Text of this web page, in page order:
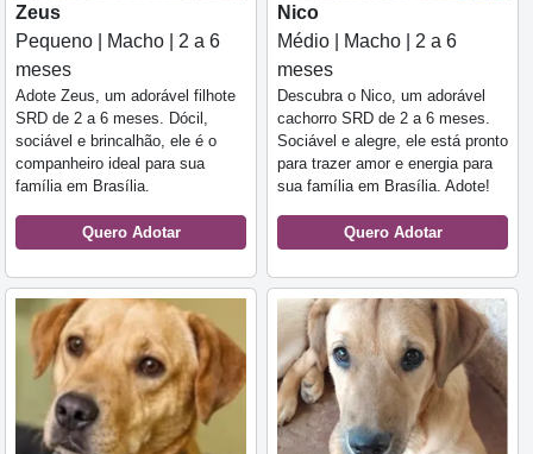
Zeus
Pequeno | Macho | 2 a 6
meses
Adote Zeus, um adorável filhote
SRD de 2 a 6 meses. Dócil,
sociável e brincalhão, ele é o
companheiro ideal para sua
família em Brasília.
Quero Adotar
Nico
Médio | Macho | 2 a 6
meses
Descubra o Nico, um adorável
cachorro SRD de 2 a 6 meses.
Sociável e alegre, ele está pronto
para trazer amor e energia para
sua família em Brasília. Adote!
Quero Adotar